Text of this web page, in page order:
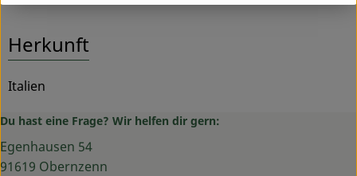
Herkunft
Italien
Du hast eine Frage? Wir helfen dir gern:
Egenhausen 54
91619 Obernzenn